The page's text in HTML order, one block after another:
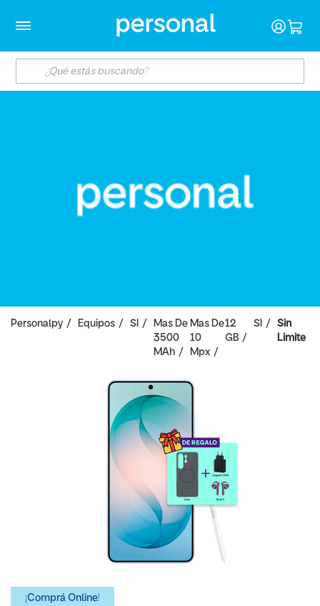
Personalpy Equipos SI
Mas De
3500
MAh
Mas De
10
Mpx
12
GB
SI
Sin
Limite
¡Comprá Online!